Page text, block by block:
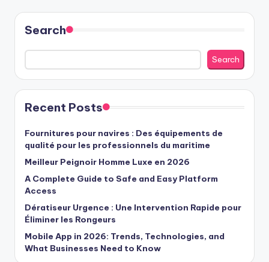
Search
Search
Recent Posts
Fournitures pour navires : Des équipements de
qualité pour les professionnels du maritime
Meilleur Peignoir Homme Luxe en 2026
A Complete Guide to Safe and Easy Platform
Access
Dératiseur Urgence : Une Intervention Rapide pour
Éliminer les Rongeurs
Mobile App in 2026: Trends, Technologies, and
What Businesses Need to Know